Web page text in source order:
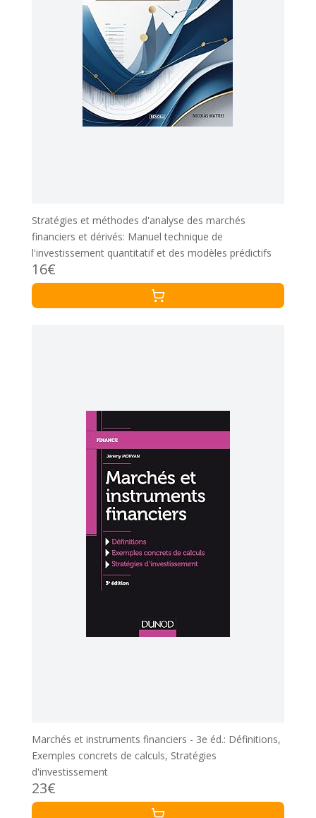
Stratégies et méthodes d'analyse des marchés
financiers et dérivés: Manuel technique de
l'investissement quantitatif et des modèles prédictifs
16€
Marchés et instruments financiers - 3e éd.: Définitions,
Exemples concrets de calculs, Stratégies
d'investissement
23€